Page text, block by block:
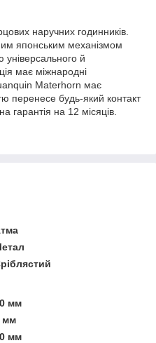
наручних годинників.
японським механізмом
й
має міжнародні
Materhorn має
перенесе будь-який контакт
гарантія на 12 місяців.
мм
мм
мм